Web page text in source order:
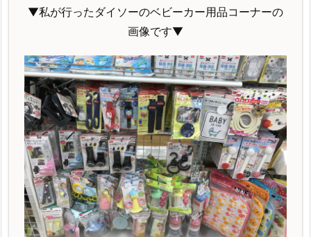
▼私が行ったダイソーのベビーカー用品コーナーの
画像です▼